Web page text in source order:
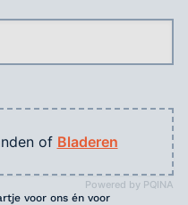
Powered by PQINA
of Bladeren
voor ons én voor